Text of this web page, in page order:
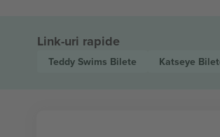
Link-uri rapide
Teddy Swims Bilete Katseye